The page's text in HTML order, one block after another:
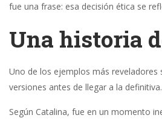
fue una frase: esa decisión ética se
Una historia
Uno de los ejemplos más
versiones antes de llegar a la
Según Catalina, fue en un momento